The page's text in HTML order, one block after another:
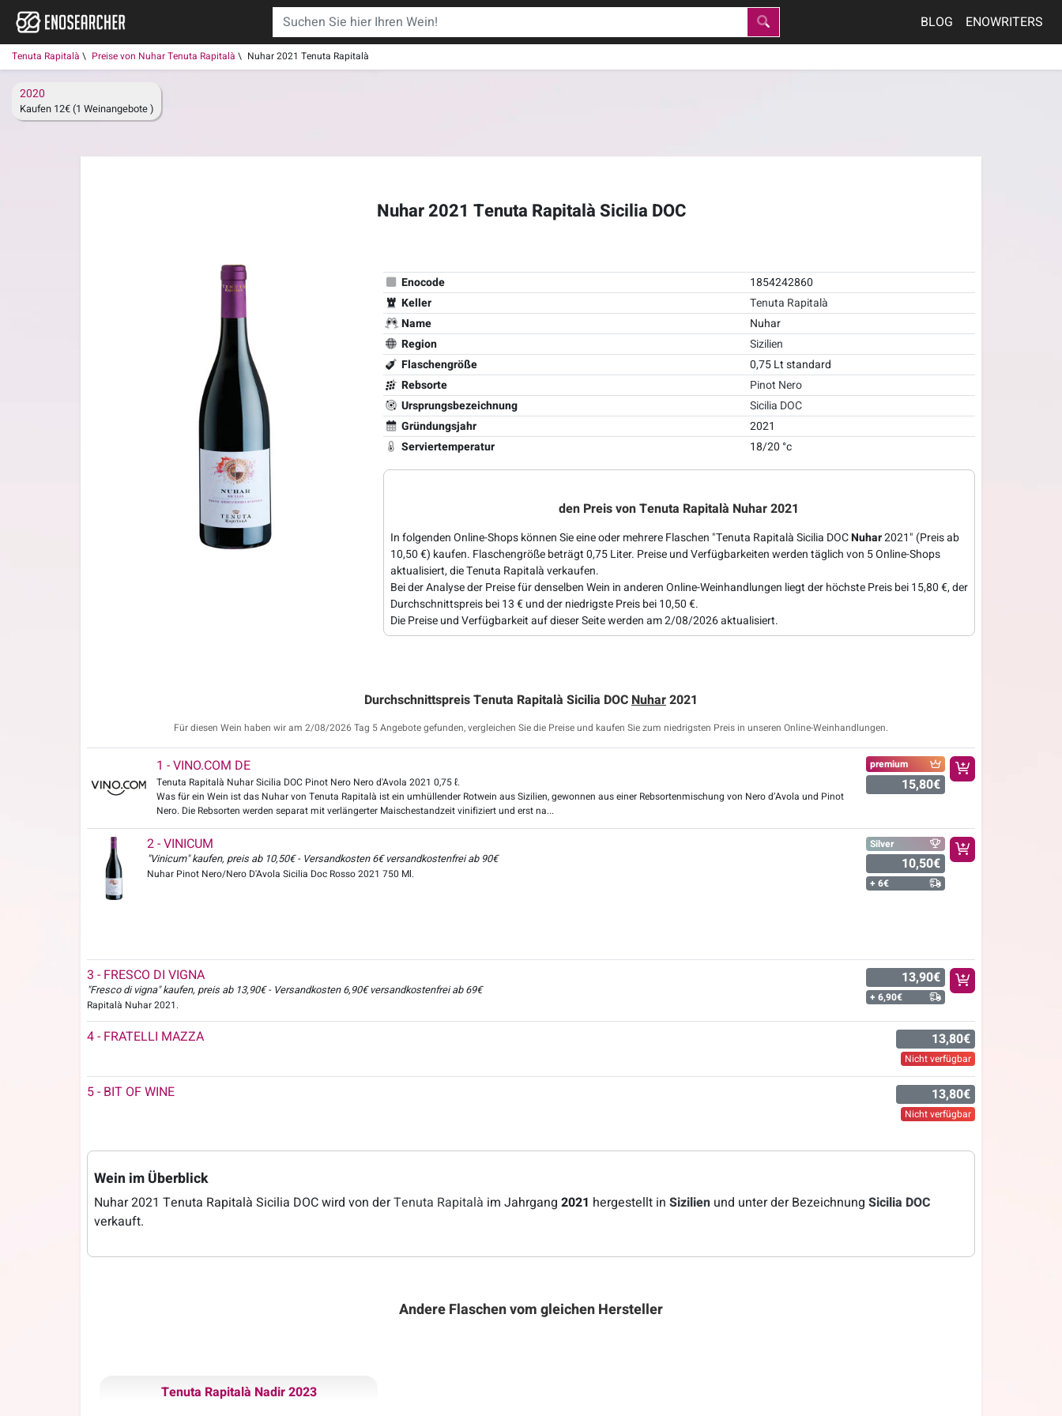
BLOG ENOWRITERS
Tenuta Rapitalà Preise von Nuhar Tenuta Rapitalà Nuhar 2021 Tenuta Rapitalà
2020
Kaufen 12€ (1 Weinangebote )
Nuhar 2021 Tenuta Rapitalà Sicilia DOC
Enocode
1854242860
Keller
Tenuta Rapitalà
Name
Nuhar
Region
Sizilien
Flaschengröße
0,75 Lt standard
Rebsorte
Pinot Nero
Ursprungsbezeichnung
Sicilia DOC
Gründungsjahr
2021
Serviertemperatur
18/20 °c
den Preis von Tenuta Rapitalà Nuhar 2021
In folgenden Online-Shops können Sie eine oder mehrere Flaschen "Tenuta Rapitalà Sicilia DOCNuhar2021" (Preis ab
10,50 €) kaufen. Flaschengröße beträgt 0,75 Liter. Preise und Verfügbarkeiten werden täglich von 5 Online-Shops
aktualisiert, die Tenuta Rapitalà verkaufen.
Bei der Analyse der Preise für denselben Wein in anderen Online-Weinhandlungen liegt der höchste Preis bei 15,80 €, der
Durchschnittspreis bei 13 € und der niedrigste Preis bei 10,50 €.
Die Preise und Verfügbarkeit auf dieser Seite werden am 2/08/2026 aktualisiert.
Durchschnittspreis Tenuta Rapitalà Sicilia DOCNuhar2021
Für diesen Wein haben wir am 2/08/2026 Tag 5 Angebote gefunden, vergleichen Sie die Preise und kaufen Sie zum niedrigsten Preis in unseren Online-Weinhandlungen.
1 - VINO.COM DE
Tenuta Rapitalà Nuhar Sicilia DOC Pinot Nero Nero d'Avola 2021 0,75 ℓ.
Was für ein Wein ist das Nuhar von Tenuta Rapitalà ist ein umhüllender Rotwein aus Sizilien, gewonnen aus einer Rebsortenmischung von Nero d’Avola und Pinot
Nero. Die Rebsorten werden separat mit verlängerter Maischestandzeit vinifiziert und erst na...
premium
15,80€
2 - VINICUM
"Vinicum" kaufen, preis ab 10,50€ - Versandkosten 6€ versandkostenfrei ab 90€
Nuhar Pinot Nero/Nero D'Avola Sicilia Doc Rosso 2021 750 Ml.
Silver
10,50€
+ 6€
3 - FRESCO DI VIGNA
"Fresco di vigna" kaufen, preis ab 13,90€ - Versandkosten 6,90€ versandkostenfrei ab 69€
Rapitalà Nuhar 2021.
13,90€
+ 6,90€
4 - FRATELLI MAZZA 13,80€
Nicht verfügbar
5 - BIT OF WINE 13,80€
Nicht verfügbar
Wein im Überblick
Nuhar 2021 Tenuta Rapitalà Sicilia DOC wird von derTenuta Rapitalà im Jahrgang 2021 hergestellt in Sizilien und unter der Bezeichnung Sicilia DOC
verkauft.
Andere Flaschen vom gleichen Hersteller
Tenuta Rapitalà Nadir 2023